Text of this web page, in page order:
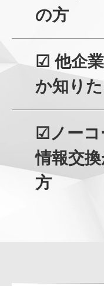
の方
☑ 他企
か知り
☑ノーコ
情報交
方